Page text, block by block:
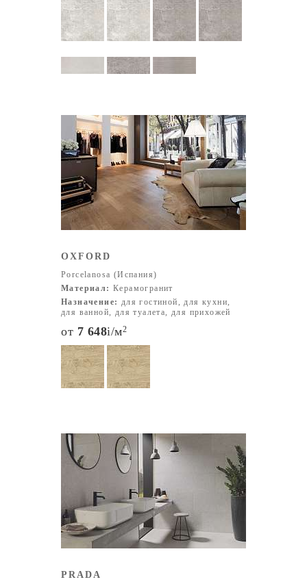
OXFORD
Porcelanosa (Испания)
Материал: Керамогранит
Назначение: для гостиной, для кухни,
для ванной, для туалета, для прихожей
от 7 648i/м2
PRADA